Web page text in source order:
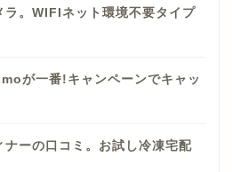
ラ。WIFIネット環境不要タイプ
が一番!キャンペーンでキャッ
ナーの口コミ。お試し冷凍宅配